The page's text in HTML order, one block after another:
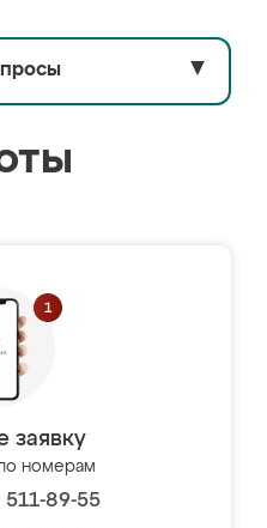
▼
заявку
номерам
89-55